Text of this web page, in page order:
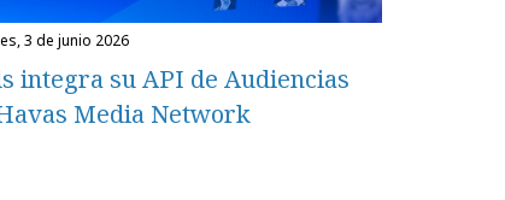
3 de junio 2026
integra su API de Audiencias
Media Network